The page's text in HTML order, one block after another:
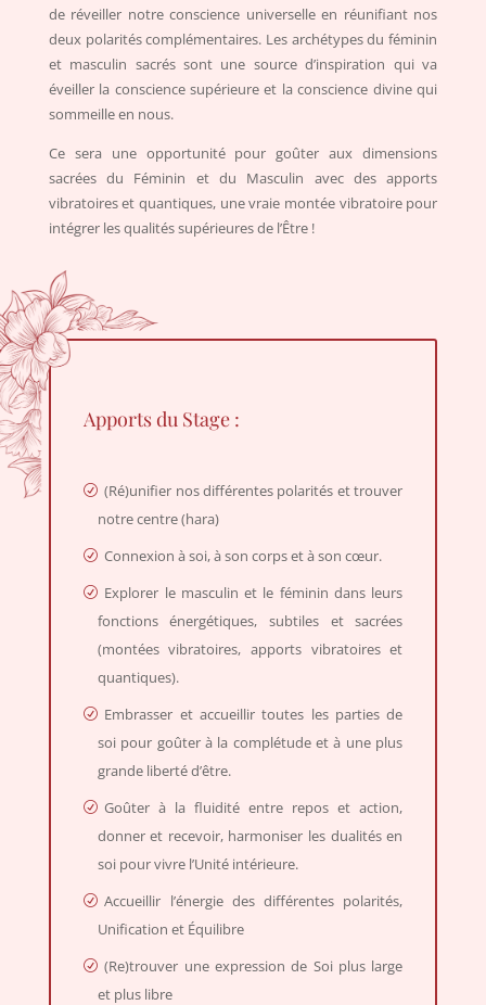
de réveiller notre conscience universelle en réunifiant nos
deux polarités complémentaires. Les archétypes du féminin
et masculin sacrés sont une source d’inspiration qui va
éveiller la conscience supérieure et la conscience divine qui
sommeille en nous.
Ce sera une opportunité pour goûter aux dimensions
sacrées du Féminin et du Masculin avec des apports
vibratoires et quantiques, une vraie montée vibratoire pour
intégrer les qualités supérieures de l’Être !
Apports du Stage :
(Ré)unifier nos différentes polarités et trouver
notre centre (hara)
Connexion à soi, à son corps et à son cœur.
Explorer le masculin et le féminin dans leurs
fonctions énergétiques, subtiles et sacrées
(montées vibratoires, apports vibratoires et
quantiques).
Embrasser et accueillir toutes les parties de
soi pour goûter à la complétude et à une plus
grande liberté d’être.
Goûter à la fluidité entre repos et action,
donner et recevoir, harmoniser les dualités en
soi pour vivre l’Unité intérieure.
Accueillir l’énergie des différentes polarités,
Unification et Équilibre
(Re)trouver une expression de Soi plus large
et plus libre